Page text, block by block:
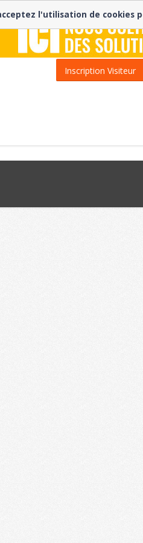
Inscription Visiteur
l'utilisation de